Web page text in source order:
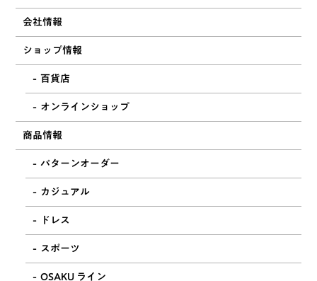
会社情報
ショップ情報
百貨店
オンラインショップ
商品情報
パターンオーダー
カジュアル
ドレス
スポーツ
OSAKU ライン